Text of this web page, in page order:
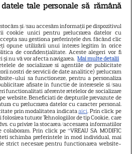
coci vinetele la bloc, fără
umpli casa de fum
este pământul de diatomee
cum se utilizează
tale personale să rămână
stocăm și/sau accesăm informații pe dispozitivul
cookie unici pentru prelucrarea datelor cu
sau gestiona preferințele dvs. făcând clic
opune utilizării unui interes legitim în orice
de confidențialitate. Aceste alegeri vor fi
nu vă vor afecta navigarea. Mai multe detalii
de socializare si agentiile de publicitate
nostri de servicii de date analitice) prelucram
ului sa functioneze, pentru a personaliza
afisate in functie de interesele si/sau
functionalitati aferente retelelor de socializare
website. Beneficiati de drepturile prevazute de
cu prelucrarea datelor cu caracter personal.
prin modalitatea indicataaici. Prin click pe
folosirea tuturor Tehnologiilor de tip Cookie, care
cu privire la stocarea/accesarea informatiilor
Prin click pe “VREAU SA MODIFIC
schimba preferintele in mod individual, mai
strict necesare pentru functionarea website-